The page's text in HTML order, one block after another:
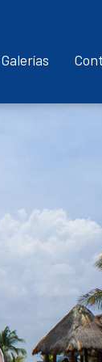
Galerías